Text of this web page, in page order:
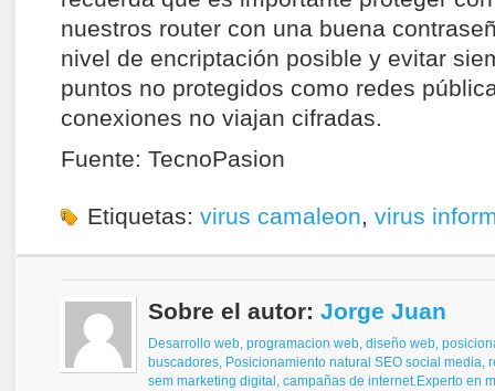
nuestros router con una buena
nivel de encriptación posible y evitar
puntos no protegidos como redes
conexiones no viajan cifradas.
Fuente: TecnoPasion
Etiquetas: virus camaleon, virus
Sobre el autor: Jorge Juan
Desarrollo web, programacion web, diseño web,
buscadores, Posicionamiento natural SEO social media,
sem marketing digital, campañas de internet.Experto en